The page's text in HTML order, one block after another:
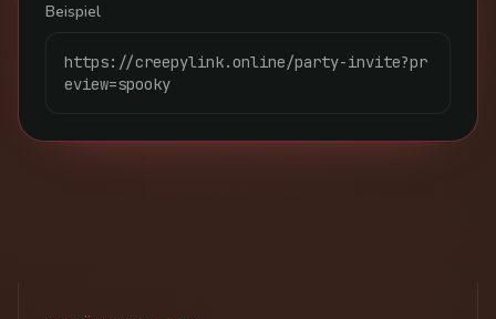
Beispiel
https://creepylink.online/party-invite?pr
eview=spooky